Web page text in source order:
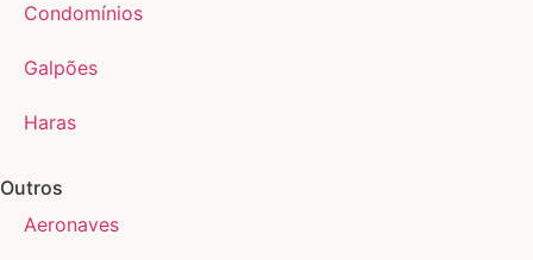
Condomínios
Galpões
Haras
Outros
Aeronaves